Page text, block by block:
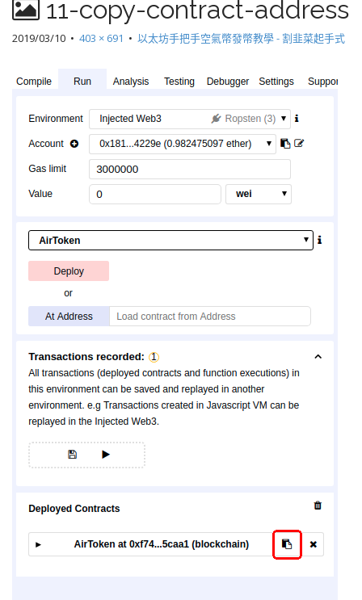
11-copy-contract-address
2019/03/10 • 403 × 691 • 以太坊手把手空氣幣發幣教學 - 割韭菜起手式